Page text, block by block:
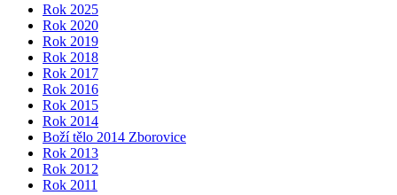
Rok 2025
Rok 2020
Rok 2019
Rok 2018
Rok 2017
Rok 2016
Rok 2015
Rok 2014
Boží tělo 2014 Zborovice
Rok 2013
Rok 2012
Rok 2011